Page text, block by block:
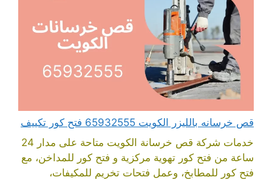
قص خرسانه بالليزر الكويت 65932555 فتح كور تكييف
خدمات شركة قص خرسانة الكويت متاحة على مدار 24
ساعة من فتح كور تهوية مركزية و فتح كور للمداخن، مع
فتح كور للمطابخ، وعمل فتحات تخريم للمكيفات،